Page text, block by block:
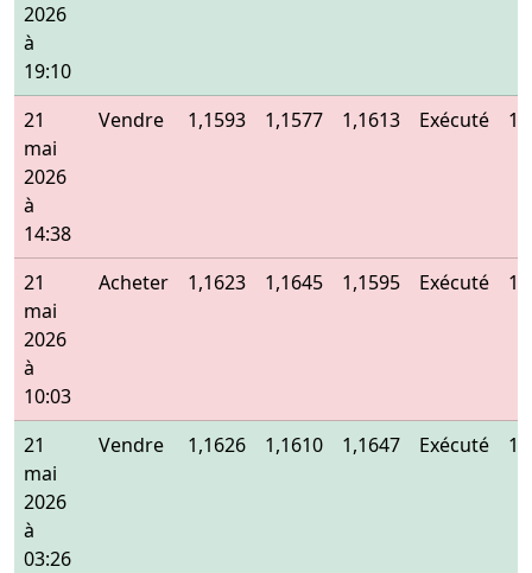
2026
à
19:10
21
mai
2026
à
14:38
Vendre 1,1593 1,1577 1,1613 Exécuté
21
mai
2026
à
10:03
Acheter 1,1623 1,1645 1,1595 Exécuté
21
mai
2026
à
03:26
Vendre 1,1626 1,1610 1,1647 Exécuté